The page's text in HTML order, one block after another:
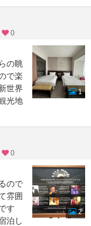
0
の眺
で楽
世界
光地
1
0
ので
雰囲
す
泊し
2